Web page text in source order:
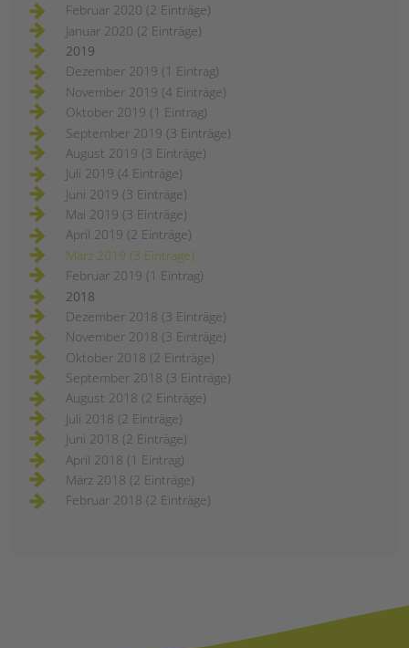
Februar 2020 (2 Einträge)
Januar 2020 (2 Einträge)
2019
Dezember 2019 (1 Eintrag)
November 2019 (4 Einträge)
Oktober 2019 (1 Eintrag)
September 2019 (3 Einträge)
August 2019 (3 Einträge)
Juli 2019 (4 Einträge)
Juni 2019 (3 Einträge)
Mai 2019 (3 Einträge)
April 2019 (2 Einträge)
März 2019 (3 Einträge)
Februar 2019 (1 Eintrag)
2018
Dezember 2018 (3 Einträge)
November 2018 (3 Einträge)
Oktober 2018 (2 Einträge)
September 2018 (3 Einträge)
August 2018 (2 Einträge)
Juli 2018 (2 Einträge)
Juni 2018 (2 Einträge)
April 2018 (1 Eintrag)
März 2018 (2 Einträge)
Februar 2018 (2 Einträge)